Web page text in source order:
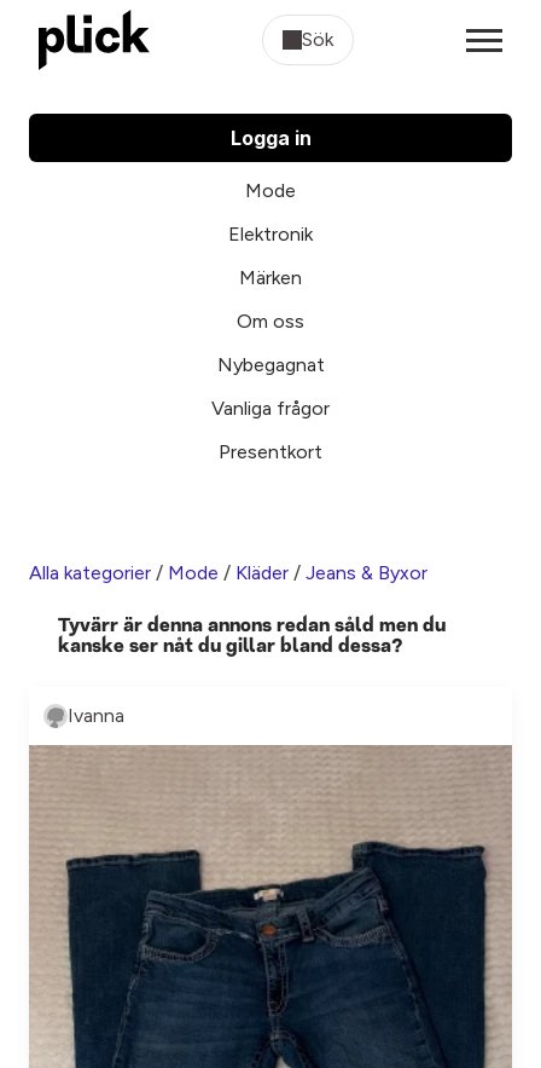
Sök
Logga in
Mode
Elektronik
Märken
Om oss
Nybegagnat
Vanliga frågor
Presentkort
Alla kategorier / Mode / Kläder / Jeans & Byxor
Tyvärr är denna annons redan såld men du
kanske ser nåt du gillar bland dessa?
Ivanna